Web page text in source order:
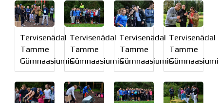
Kooliraadio
Koorilaul
ÕPPETÖÖ
Tunniplaan
Aastaplaan
Õppekava
Ainepassid
Huviringid
Õpilastööd (UPT)
Tervisenädal
Tamme
Gümnaasiumis
Tervisenädal
Tamme
Gümnaasiumis
Tervisenädal
Tamme
Gümnaasiumis
Tervisenädal
Tamme